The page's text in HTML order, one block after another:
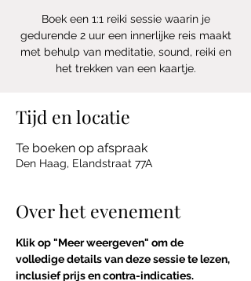
Boek een 1:1 reiki sessie waarin je
gedurende 2 uur een innerlijke reis maakt
met behulp van meditatie, sound, reiki en
het trekken van een kaartje.
Tijd en locatie
Te boeken op afspraak
Den Haag, Elandstraat 77A
Over het evenement
Klik op "Meer weergeven" om de
volledige details van deze sessie te lezen,
inclusief prijs en contra-indicaties.